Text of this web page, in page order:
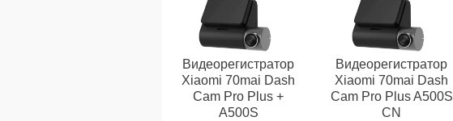
Видеорегистратор
Xiaomi 70mai Dash
Cam Pro Plus +
A500S
Видеорегистратор
Xiaomi 70mai Dash
Cam Pro Plus A500S
CN